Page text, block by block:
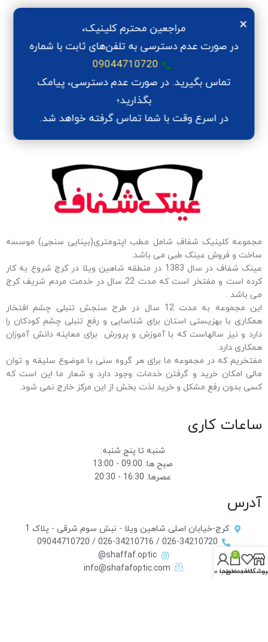
مجموعه کلینیک شفاف شامل مطب اپتومتری(بینایی سنجی) موسسه
ساخت و فروش عینک طبی می باشد.
عینک شفاف در سال 1383 در منطقه شاهین ویلا در کرج شروع به کار
کرده است و مفتخر است که مدت 22 سال در خدمت مردم شریف کرج
می باشد .
این مجموعه به مدت 12 سال در طرح سنجش تنبلی چشم افتخار
همکاری با بهزیستی استان برای شناسایی و رفع تنبلی چشم کودکان را
دارد و نیز سالهاست که با آموزش و پرورش برای معاینه دانش آموزان
همکاری دارد.
مفتخریم که در مجموعه ما برای هر گروه سنی با موضوع سلیقه و توان
مالی امکان خرید و گرفتن خدمات وجود دارد و شعار ما این است که
کسی بدون رفع مشکل و خرید لذت بخش از این مرکز خارج نمی شود.
ساعات کاری
شنبه تا پنج شنبه:
صبح ها: 09:00 - 13:00
عصرها: 16:30 - 20:30
آدرس
کرج-خیابان اصلی شاهین ویلا - نبش سوم شرقی - پلاک 1
026-34210720 / 026-34210716 / 09044710720
shaffaf.optic@
info@shafafoptic.com
×
مراجعین محترم کلینیک،
در صورت عدم دسترسی به تلفن‌های ثابت با شماره
تماس بگیرید. در صورت عدم دسترسی، پیامک
بگذارید؛
در اسرع وقت با شما تماس گرفته خواهد شد.
علاقه‌مندی‌ها
0
سبد خرید
حساب من